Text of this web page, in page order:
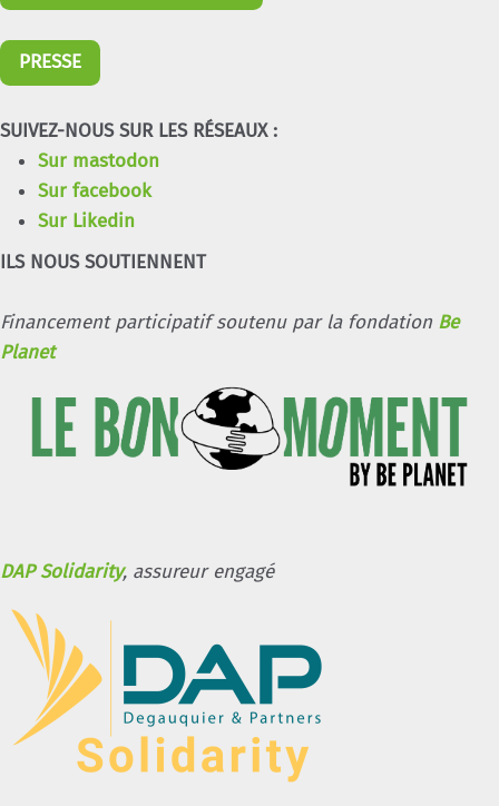
PRESSE
SUIVEZ-NOUS SUR LES RÉSEAUX :
Sur mastodon
Sur facebook
Sur Likedin
ILS NOUS SOUTIENNENT
Financement participatif soutenu par la fondation Be
Planet
DAP Solidarity, assureur engagé